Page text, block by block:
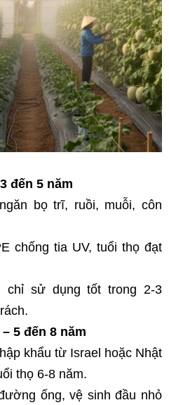
đến 5 năm
bọ trĩ, ruồi, muỗi, côn
chống tia UV, tuổi thọ đạt
chỉ sử dụng tốt trong 2-3
5 đến 8 năm
khẩu từ Israel hoặc Nhật
thọ 6-8 năm.
ống, vệ sinh đầu nhỏ